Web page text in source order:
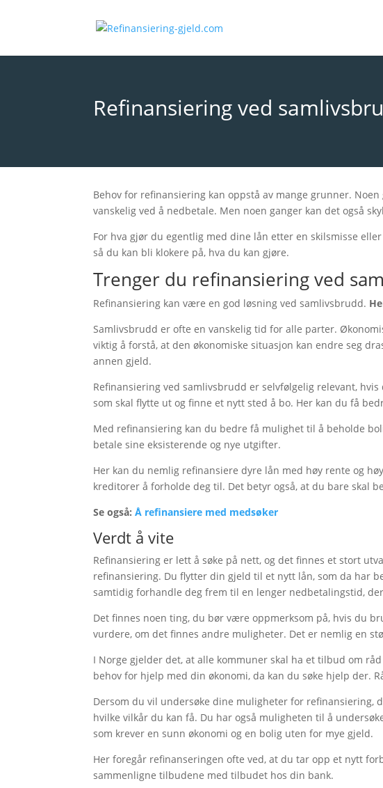
Refinansiering ved
Behov for refinansiering kan oppstå av mange grunner.
vanskelig ved å nedbetale. Men noen ganger kan det også
For hva gjør du egentlig med dine lån etter en skilsmisse
så du kan bli klokere på, hva du kan gjøre.
Trenger du refinansiering ved
Refinansiering kan være en god løsning ved samlivsbrudd.
Samlivsbrudd er ofte en vanskelig tid for alle parter.
viktig å forstå, at den økonomiske situasjon kan endre seg
annen gjeld.
Refinansiering ved samlivsbrudd er selvfølgelig relevant,
som skal flytte ut og finne et nytt sted å bo. Her kan du få
Med refinansiering kan du bedre få mulighet til å beholde
betale sine eksisterende og nye utgifter.
Her kan du nemlig refinansiere dyre lån med høy rente og
kreditorer å forholde deg til. Det betyr også, at du bare skal
Se også:Å refinansiere med medsøker
Verdt å vite
Refinansiering er lett å søke på nett, og det finnes et stort
refinansiering. Du flytter din gjeld til et nytt lån, som da har
samtidig forhandle deg frem til en lenger nedbetalingstid,
Det finnes noen ting, du bør være oppmerksom på, hvis du
vurdere, om det finnes andre muligheter. Det er nemlig en
I Norge gjelder det, at alle kommuner skal ha et tilbud om
behov for hjelp med din økonomi, da kan du søke hjelp der.
Dersom du vil undersøke dine muligheter for refinansiering,
hvilke vilkår du kan få. Du har også muligheten til å
som krever en sunn økonomi og en bolig uten for mye gjeld.
Her foregår refinanseringen ofte ved, at du tar opp et nytt
sammenligne tilbudene med tilbudet hos din bank.